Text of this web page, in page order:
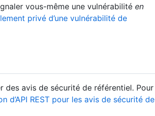
vous-même une vulnérabilité en
privé d’une vulnérabilité de
des avis de sécurité de référentiel. Pour
d’API REST pour les avis de sécurité de